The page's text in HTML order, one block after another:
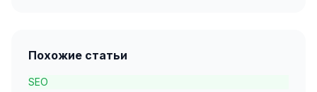
Контент для соцсетей
Похожие статьи
SEO